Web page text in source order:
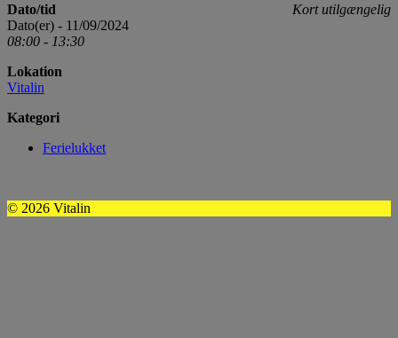
Kort utilgængelig
Dato/tid
Dato(er) - 11/09/2024
08:00 - 13:30
Lokation
Vitalin
Kategori
Ferielukket
© 2026 Vitalin